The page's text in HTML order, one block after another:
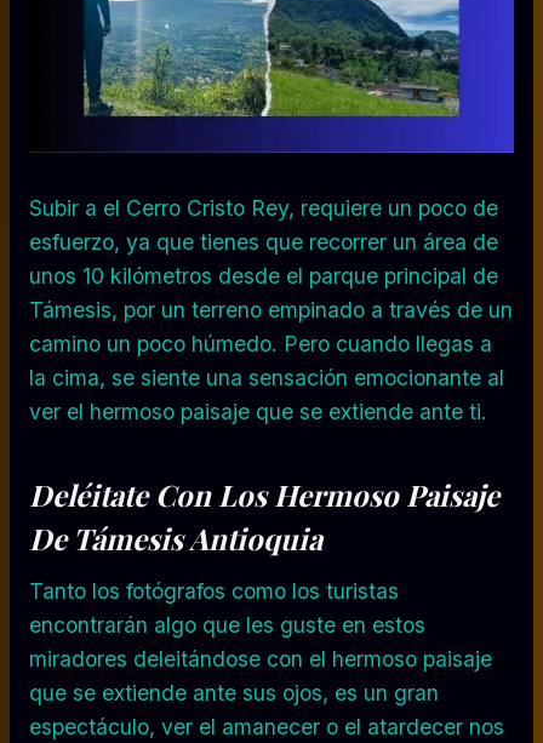
Subir a el Cerro Cristo Rey, requiere un poco de
esfuerzo, ya que tienes que recorrer un área de
unos 10 kilómetros desde el parque principal de
Támesis, por un terreno empinado a través de un
camino un poco húmedo. Pero cuando llegas a
la cima, se siente una sensación emocionante al
ver el hermoso paisaje que se extiende ante ti.
Deléitate Con Los Hermoso Paisaje
De Támesis Antioquia
Tanto los fotógrafos como los turistas
encontrarán algo que les guste en estos
miradores deleitándose con el hermoso paisaje
que se extiende ante sus ojos, es un gran
espectáculo, ver el amanecer o el atardecer nos